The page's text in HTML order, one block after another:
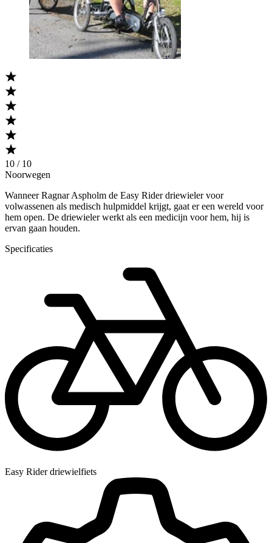
10 / 10
Noorwegen
Wanneer Ragnar Aspholm de Easy Rider driewieler voor
volwassenen als medisch hulpmiddel krijgt, gaat er een wereld voor
hem open. De driewieler werkt als een medicijn voor hem, hij is
ervan gaan houden.
Specificaties
Easy Rider driewielfiets